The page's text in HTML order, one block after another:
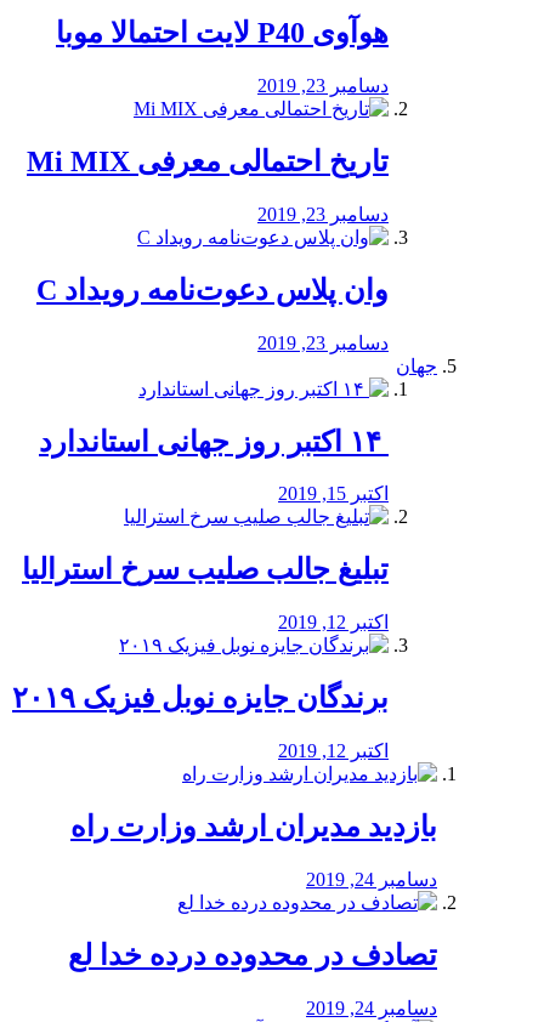
هوآوی P40 لایت احتمالا موبا
دسامبر 23, 2019
تاریخ احتمالی معرفی Mi MIX
دسامبر 23, 2019
وان پلاس دعوت‌نامه رویداد C
دسامبر 23, 2019
جهان
اکتبر 15, 2019
تبلیغ جالب صلیب سرخ استرالیا
اکتبر 12, 2019
برندگان جایزه نوبل فیزیک ۲۰۱۹
اکتبر 12, 2019
بازدید مدیران ارشد وزارت راه
دسامبر 24, 2019
تصادف در محدوده درده خدا لع
دسامبر 24, 2019